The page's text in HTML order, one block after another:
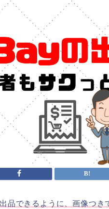
品できるように、画像つき